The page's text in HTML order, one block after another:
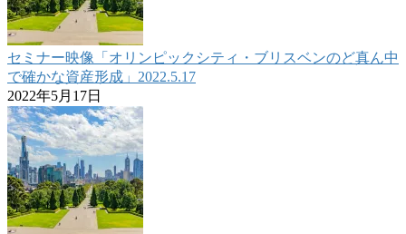
セミナー映像「オリンピックシティ・ブリスベンのど真ん中
で確かな資産形成」2022.5.17
2022年5月17日